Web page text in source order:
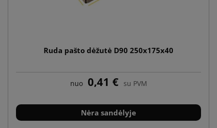
Ruda pašto dėžutė D90 250x175x40
nuo 0,41 € su PVM
Nėra sandėlyje